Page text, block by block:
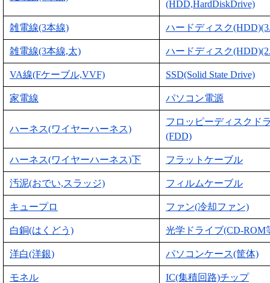
(HDD,HardDiskDrive)
雑電線(3本線) ハードディスク
雑電線(3本線,太) ハードディスク
VA線(Fケーブル,VVF) SSD(Solid State Drive)
家電線 パソコン電源
ハーネス(ワイヤーハーネス)
フロッピーディスクド
(FDD)
ハーネス(ワイヤーハーネス)下 フラットケーブル
汚泥(おでい,スラッジ) フィルムケーブル
キュープロ ファン(冷却ファン)
白銅(はくどう) 光学ドライブ(CD-ROM
洋白(洋銀) パソコンケース(筐体)
モネル IC(集積回路)チップ